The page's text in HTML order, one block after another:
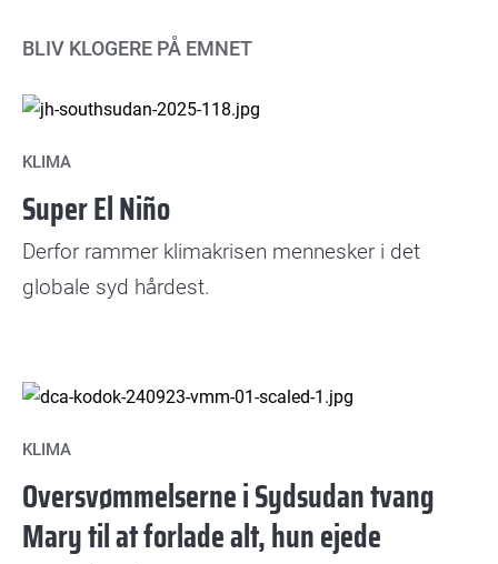
BLIV KLOGERE PÅ EMNET
KLIMA
Super El Niño
Derfor rammer klimakrisen mennesker i det
globale syd hårdest.
KLIMA
Oversvømmelserne i Sydsudan tvang
Mary til at forlade alt, hun ejede